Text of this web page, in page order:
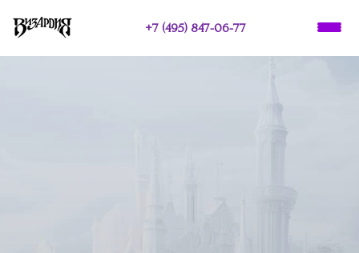
+7 (495) 847-06-77